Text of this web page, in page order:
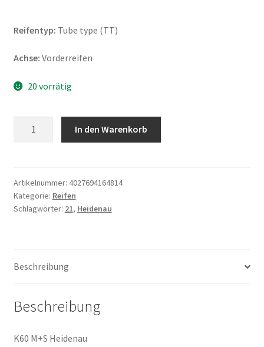
Reifentyp: Tube type (TT)
Achse: Vorderreifen
20 vorrätig
(M+S)
90/90
-
(Vorderreifen)
In den Warenkorb
Artikelnummer: 4027694164814
Kategorie: Reifen
Schlagwörter: 21, Heidenau
Beschreibung
Beschreibung
K60 M+S Heidenau